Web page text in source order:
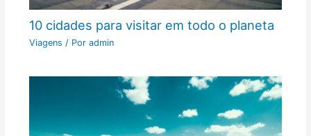
10 cidades para visitar em todo o planeta
Viagens / Por admin